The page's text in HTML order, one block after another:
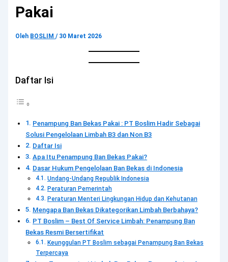
Pakai
Oleh BOSLIM/ 30 Maret 2026
Daftar Isi
Penampung Ban Bekas Pakai : PT Boslim Hadir Sebagai
Solusi Pengelolaan Limbah B3 dan Non B3
Daftar Isi
Apa Itu Penampung Ban Bekas Pakai?
Dasar Hukum Pengelolaan Ban Bekas di Indonesia
Undang-Undang Republik Indonesia
Peraturan Pemerintah
Peraturan Menteri Lingkungan Hidup dan Kehutanan
Mengapa Ban Bekas Dikategorikan Limbah Berbahaya?
PT Boslim – Best Of Service Limbah: Penampung Ban
Bekas Resmi Bersertifikat
Keunggulan PT Boslim sebagai Penampung Ban Bekas
Terpercaya